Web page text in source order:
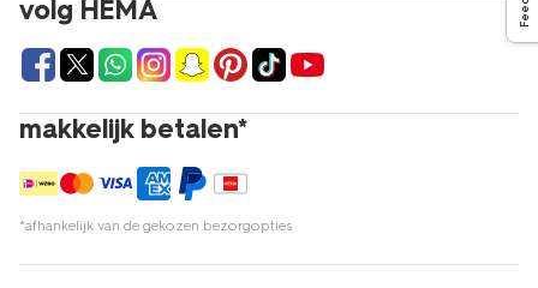
volg HEMA
makkelijk betalen*
*afhankelijk van de gekozen bezorgopties